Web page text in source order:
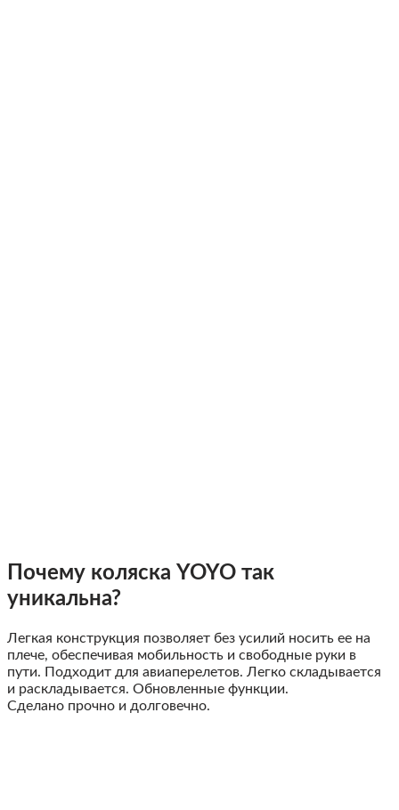
Почему коляска YOYO так
уникальна?
Легкая конструкция позволяет без усилий носить ее на
плече, обеспечивая мобильность и свободные руки в
пути. Подходит для авиаперелетов. Легко складывается
и раскладывается. Обновленные функции.
Сделано прочно и долговечно.